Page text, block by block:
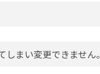
まい変更できません。